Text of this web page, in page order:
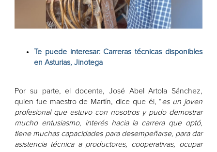
Te puede interesar: Carreras técnicas disponibles
en Asturias, Jinotega
Por su parte, el docente, José Abel Artola Sánchez,
quien fue maestro de Martín, dice que él, “es un joven
profesional que estuvo con nosotros y pudo demostrar
mucho entusiasmo, interés hacia la carrera que optó,
tiene muchas capacidades para desempeñarse, para dar
asistencia técnica a productores, cooperativas, ocupar